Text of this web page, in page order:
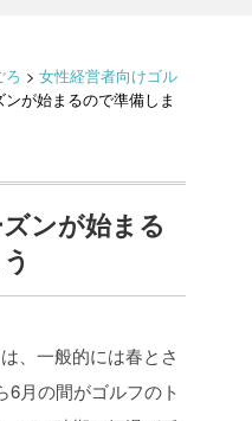
ろ > 女性経営者向けゴル
が始まるので準備しま
ンが始まる
、一般的には春とさ
6月の間がゴルフのト